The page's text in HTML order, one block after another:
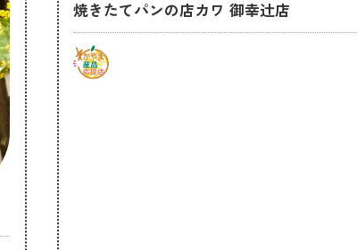
焼きたてパンの店カワ 御幸辻店